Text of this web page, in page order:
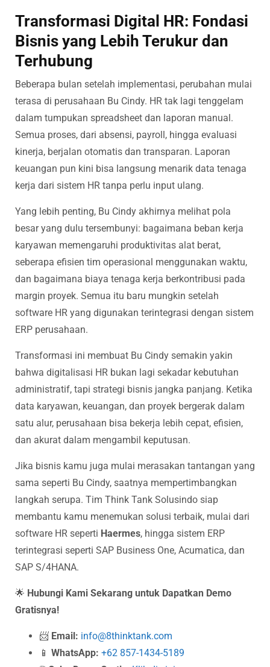
Transformasi Digital HR: Fondasi
Bisnis yang Lebih Terukur dan
Terhubung
Beberapa bulan setelah implementasi, perubahan mulai
terasa di perusahaan Bu Cindy. HR tak lagi tenggelam
dalam tumpukan spreadsheet dan laporan manual.
Semua proses, dari absensi, payroll, hingga evaluasi
kinerja, berjalan otomatis dan transparan. Laporan
keuangan pun kini bisa langsung menarik data tenaga
kerja dari sistem HR tanpa perlu input ulang.
Yang lebih penting, Bu Cindy akhirnya melihat pola
besar yang dulu tersembunyi: bagaimana beban kerja
karyawan memengaruhi produktivitas alat berat,
seberapa efisien tim operasional menggunakan waktu,
dan bagaimana biaya tenaga kerja berkontribusi pada
margin proyek. Semua itu baru mungkin setelah
software HR yang digunakan terintegrasi dengan sistem
ERP perusahaan.
Transformasi ini membuat Bu Cindy semakin yakin
bahwa digitalisasi HR bukan lagi sekadar kebutuhan
administratif, tapi strategi bisnis jangka panjang. Ketika
data karyawan, keuangan, dan proyek bergerak dalam
satu alur, perusahaan bisa bekerja lebih cepat, efisien,
dan akurat dalam mengambil keputusan.
Jika bisnis kamu juga mulai merasakan tantangan yang
sama seperti Bu Cindy, saatnya mempertimbangkan
langkah serupa. Tim Think Tank Solusindo siap
membantu kamu menemukan solusi terbaik, mulai dari
software HR seperti Haermes, hingga sistem ERP
terintegrasi seperti SAP Business One, Acumatica, dan
SAP S/4HANA.
🌟 Hubungi Kami Sekarang untuk Dapatkan Demo
Gratisnya!
📨 Email: info@8thinktank.com
📱 WhatsApp: +62 857-1434-5189